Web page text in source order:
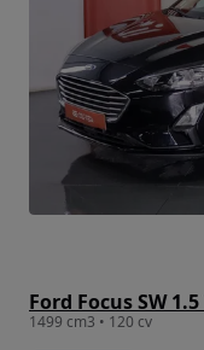
Ford Focus SW
1499 cm3 • 120 cv